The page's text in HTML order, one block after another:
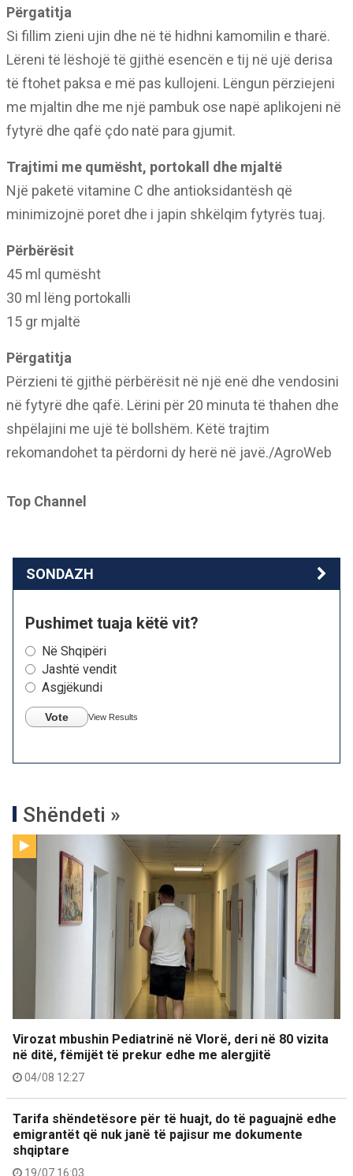
Përgatitja
Si fillim zieni ujin dhe në të hidhni kamomilin e tharë.
Lëreni të lëshojë të gjithë esencën e tij në ujë derisa
të ftohet paksa e më pas kullojeni. Lëngun përziejeni
me mjaltin dhe me një pambuk ose napë aplikojeni në
fytyrë dhe qafë çdo natë para gjumit.
Trajtimi me qumësht, portokall dhe mjaltë
Një paketë vitamine C dhe antioksidantësh që
minimizojnë poret dhe i japin shkëlqim fytyrës tuaj.
Përbërësit
45 ml qumësht
30 ml lëng portokalli
15 gr mjaltë
Përgatitja
Përzieni të gjithë përbërësit në një enë dhe vendosini
në fytyrë dhe qafë. Lërini për 20 minuta të thahen dhe
shpëlajini me ujë të bollshëm. Këtë trajtim
rekomandohet ta përdorni dy herë në javë./AgroWeb
Top Channel
SONDAZH
Pushimet tuaja këtë vit?
Në Shqipëri
Jashtë vendit
Asgjëkundi
Vote View Results
Shëndeti »
Virozat mbushin Pediatrinë në Vlorë, deri në 80 vizita
në ditë, fëmijët të prekur edhe me alergjitë
04/08 12:27
Tarifa shëndetësore për të huajt, do të paguajnë edhe
emigrantët që nuk janë të pajisur me dokumente
shqiptare
19/07 16:03